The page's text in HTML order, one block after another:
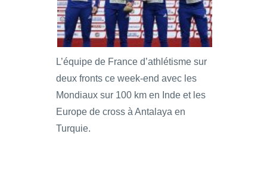
L’équipe de France d’athlétisme sur
deux fronts ce week-end avec les
Mondiaux sur 100 km en Inde et les
Europe de cross à Antalaya en
Turquie.